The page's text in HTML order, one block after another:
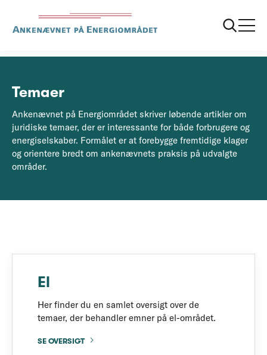
Temaer
Temaer
Ankenævnet på Energiområdet skriver løbende artikler om
juridiske temaer, der er interessante for både forbrugere og
energiselskaber. Formålet er at forebygge fremtidige klager
og orientere bredt om ankenævnets praksis på udvalgte
områder.
El
Her finder du en samlet oversigt over de
temaer, der behandler emner på el-området.
SE OVERSIGT